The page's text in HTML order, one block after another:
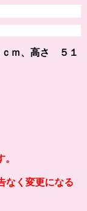
ｍ、高さ ５１
なく変更になる